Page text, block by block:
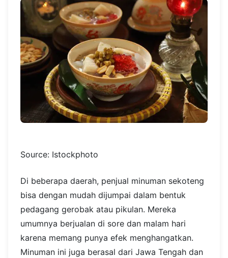
Source: Istockphoto
Di beberapa daerah, penjual minuman sekoteng
bisa dengan mudah dijumpai dalam bentuk
pedagang gerobak atau pikulan. Mereka
umumnya berjualan di sore dan malam hari
karena memang punya efek menghangatkan.
Minuman ini juga berasal dari Jawa Tengah dan